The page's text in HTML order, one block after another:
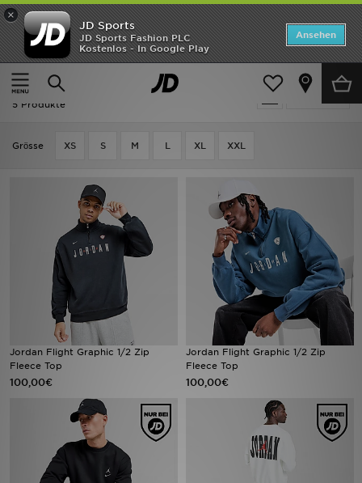
×
JD Sports
JD Sports Fashion PLC
Kostenlos - In Google Play
Ansehen
Startseite
Herren Herrenbekleidung Sweatshirts
verfeinern
Herren - Jordan Sweatshirts
5 Produkte
Grӧsse XS S M L XL XXL
Jordan Flight Graphic 1/2 Zip
Fleece Top
100,00€
Jordan Flight Graphic 1/2 Zip
Fleece Top
100,00€
Startseite
ANGEBOTE
Marken
Bestsellers
JD Exklusives
Fußball
Lade Die APP
Geschenkkarte